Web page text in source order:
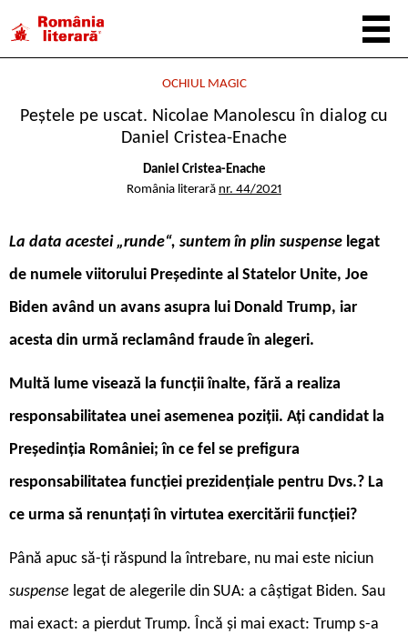
OCHIUL MAGIC
Peștele pe uscat. Nicolae Manolescu în dialog cu
Daniel Cristea-Enache
Daniel Cristea-Enache
România literară nr. 44/2021
La data acestei „runde“, suntem în plin suspense legat
de numele viitorului Președinte al Statelor Unite, Joe
Biden având un avans asupra lui Donald Trump, iar
acesta din urmă reclamând fraude în alegeri.
Multă lume visează la funcții înalte, fără a realiza
responsabilitatea unei asemenea poziții. Ați candidat la
Președinția României; în ce fel se prefigura
responsabilitatea funcției prezidențiale pentru Dvs.? La
ce urma să renunțați în virtutea exercitării funcției?
Până apuc să-ți răspund la întrebare, nu mai este niciun
suspense legat de alegerile din SUA: a câștigat Biden. Sau
mai exact: a pierdut Trump. Încă și mai exact: Trump s-a